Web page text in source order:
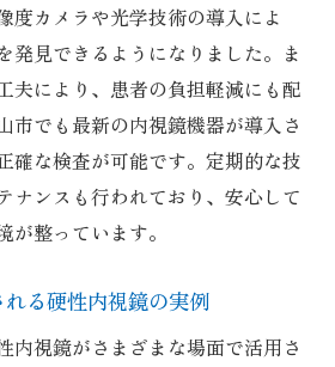
度カメラや光学技術の導入によ
発見できるようになりました。ま
夫により、患者の負担軽減にも配
市でも最新の内視鏡機器が導入さ
確な検査が可能です。定期的な技
ナンスも行われており、安心して
整っています。
る硬性内視鏡の実例
内視鏡がさまざまな場面で活用さ